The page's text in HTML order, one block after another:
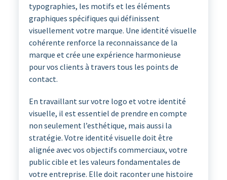
typographies, les motifs et les éléments
graphiques spécifiques qui définissent
visuellement votre marque. Une identité visuelle
cohérente renforce la reconnaissance de la
marque et crée une expérience harmonieuse
pour vos clients à travers tous les points de
contact.
En travaillant sur votre logo et votre identité
visuelle, il est essentiel de prendre en compte
non seulement l’esthétique, mais aussi la
stratégie. Votre identité visuelle doit être
alignée avec vos objectifs commerciaux, votre
public cible et les valeurs fondamentales de
votre entreprise. Elle doit raconter une histoire